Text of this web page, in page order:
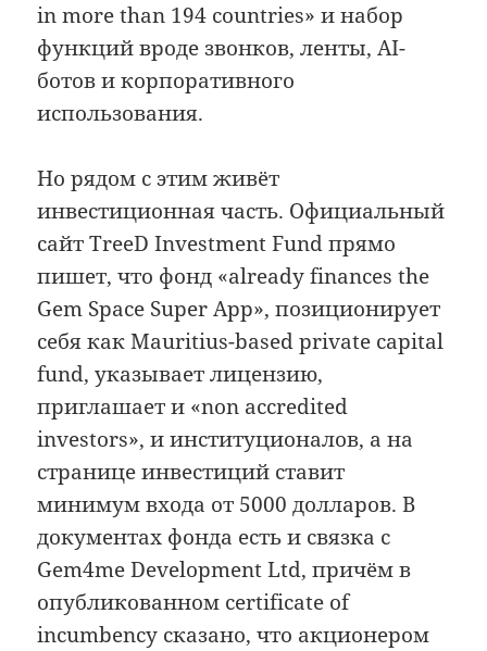
in more than 194 countries» и набор
функций вроде звонков, ленты, AI-
ботов и корпоративного
использования.
Но рядом с этим живёт
инвестиционная часть. Официальный
сайт TreeD Investment Fund прямо
пишет, что фонд «already finances the
Gem Space Super App», позиционирует
себя как Mauritius-based private capital
fund, указывает лицензию,
приглашает и «non accredited
investors», и институционалов, а на
странице инвестиций ставит
минимум входа от 5000 долларов. В
документах фонда есть и связка с
Gem4me Development Ltd, причём в
опубликованном certificate of
incumbency сказано, что акционером